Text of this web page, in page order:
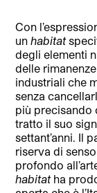
Con
unhabitat
degli elementi
delle
industriali che
senza
più precisando
tratto il suo
settant’anni. Il
riserva di
profondo
habitatha